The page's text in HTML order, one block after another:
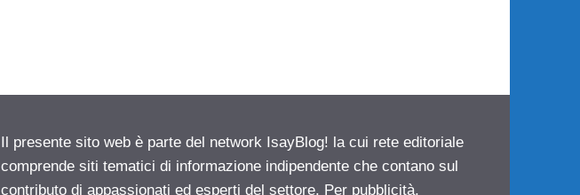
Il presente sito web è parte del network IsayBlog! la cui rete editoriale
comprende siti tematici di informazione indipendente che contano sul
contributo di appassionati ed esperti del settore. Per pubblicità,